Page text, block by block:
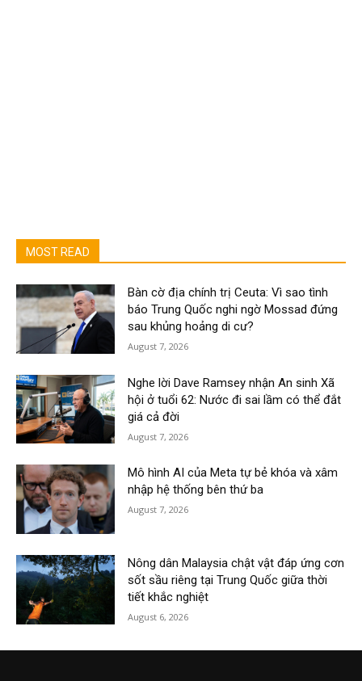
MOST READ
Bàn cờ địa chính trị Ceuta: Vì sao tình
báo Trung Quốc nghi ngờ Mossad đứng
sau khủng hoảng di cư?
August 7, 2026
Nghe lời Dave Ramsey nhận An sinh Xã
hội ở tuổi 62: Nước đi sai lầm có thể đắt
giá cả đời
August 7, 2026
Mô hình AI của Meta tự bẻ khóa và xâm
nhập hệ thống bên thứ ba
August 7, 2026
Nông dân Malaysia chật vật đáp ứng cơn
sốt sầu riêng tại Trung Quốc giữa thời
tiết khắc nghiệt
August 6, 2026